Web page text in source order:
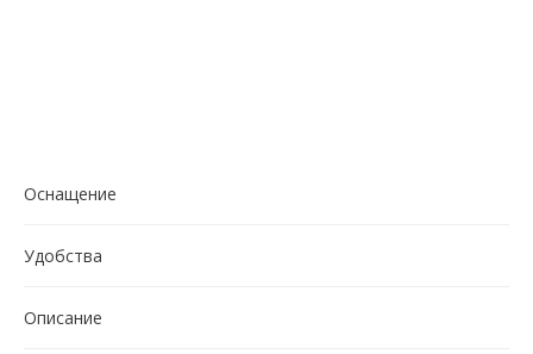
Оснащение
Удобства
Описание